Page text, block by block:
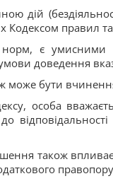
дій
Кодексом правил
є умисними
доведення
може бути
особа
також впливає